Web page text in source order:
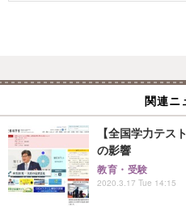
関連ニ
【全国学力テ
の影響
教育・受験
2020.3.17 Tue 14:15